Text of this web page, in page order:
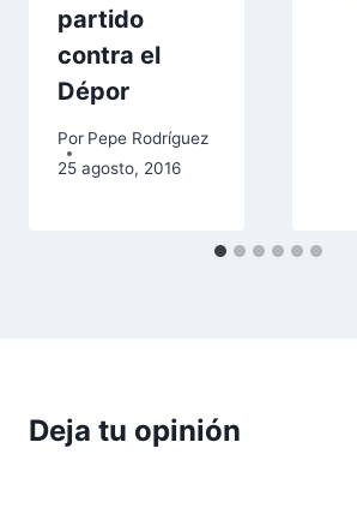
partido
contra el
Dépor
Por Pepe Rodríguez
25 agosto, 2016
Deja tu opinión